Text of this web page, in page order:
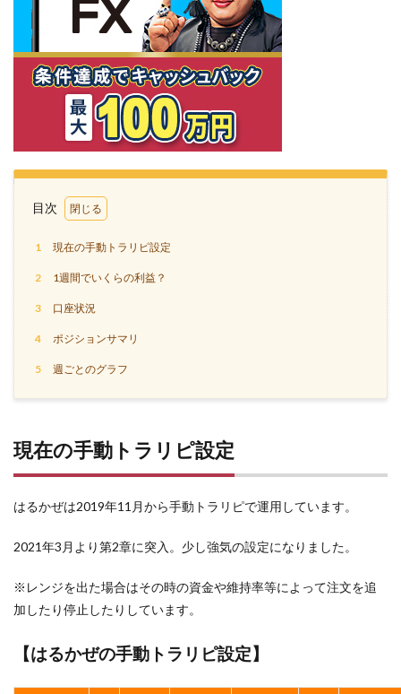
目次
1 現在の手動トラリピ設定
2 1週間でいくらの利益？
3 口座状況
4 ポジションサマリ
5 週ごとのグラフ
現在の手動トラリピ設定
はるかぜは2019年11月から手動トラリピで運用しています。
2021年3月より第2章に突入。少し強気の設定になりました。
※レンジを出た場合はその時の資金や維持率等によって注文を追
加したり停止したりしています。
【はるかぜの手動トラリピ設定】